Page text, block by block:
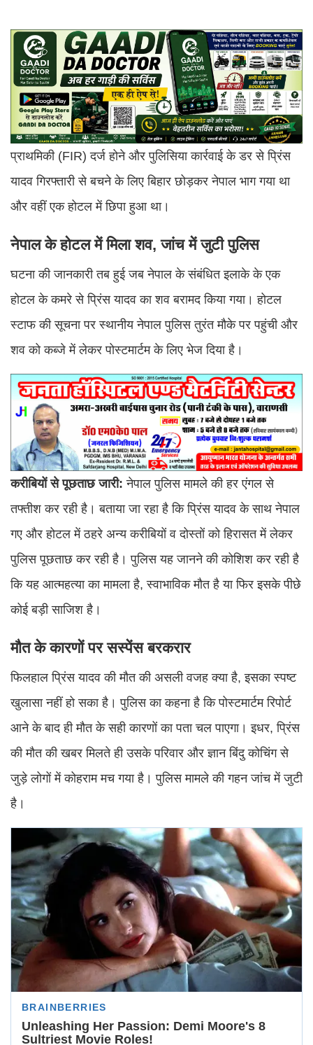
प्राथमिकी (FIR) दर्ज होने और पुलिसिया कार्रवाई के डर से प्रिंस
यादव गिरफ्तारी से बचने के लिए बिहार छोड़कर नेपाल भाग गया था
और वहीं एक होटल में छिपा हुआ था।
नेपाल के होटल में मिला शव, जांच में जुटी पुलिस
घटना की जानकारी तब हुई जब नेपाल के संबंधित इलाके के एक
होटल के कमरे से प्रिंस यादव का शव बरामद किया गया। होटल
स्टाफ की सूचना पर स्थानीय नेपाल पुलिस तुरंत मौके पर पहुंची और
शव को कब्जे में लेकर पोस्टमार्टम के लिए भेज दिया है।
करीबियों से पूछताछ जारी: नेपाल पुलिस मामले की हर एंगल से
तफ्तीश कर रही है। बताया जा रहा है कि प्रिंस यादव के साथ नेपाल
गए और होटल में ठहरे अन्य करीबियों व दोस्तों को हिरासत में लेकर
पुलिस पूछताछ कर रही है। पुलिस यह जानने की कोशिश कर रही है
कि यह आत्महत्या का मामला है, स्वाभाविक मौत है या फिर इसके पीछे
कोई बड़ी साजिश है।
मौत के कारणों पर सस्पेंस बरकरार
फिलहाल प्रिंस यादव की मौत की असली वजह क्या है, इसका स्पष्ट
खुलासा नहीं हो सका है। पुलिस का कहना है कि पोस्टमार्टम रिपोर्ट
आने के बाद ही मौत के सही कारणों का पता चल पाएगा। इधर, प्रिंस
की मौत की खबर मिलते ही उसके परिवार और ज्ञान बिंदु कोचिंग से
जुड़े लोगों में कोहराम मच गया है। पुलिस मामले की गहन जांच में जुटी
है।